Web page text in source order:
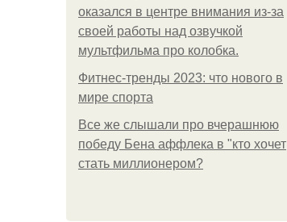
оказался в центре внимания из-за
своей работы над озвучкой
мультфильма про колобка.
Фитнес-тренды 2023: что нового в
мире спорта
Все же слышали про вчерашнюю
победу Бена аффлека в "кто хочет
стать миллионером?